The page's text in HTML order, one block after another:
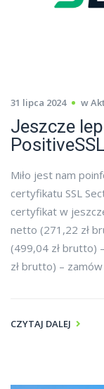
31 lipca 2024 w
Jeszcze
Miło jest nam
certyfikatu SSL
certyfikat w
netto (271,22 zł
(499,04 zł brutto)
zł brutto) –
CZYTAJ DALEJ